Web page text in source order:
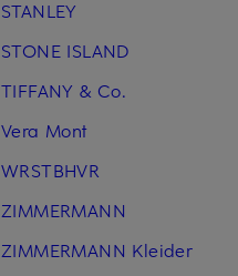
STANLEY
STONE ISLAND
TIFFANY & Co.
Vera Mont
WRSTBHVR
ZIMMERMANN
ZIMMERMANN Kleider